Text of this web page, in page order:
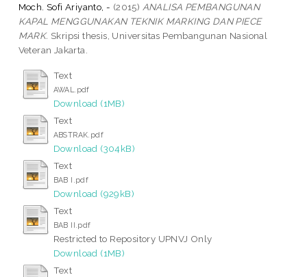
Moch. Sofi Ariyanto, - (2015) ANALISA PEMBANGUNAN
KAPAL MENGGUNAKAN TEKNIK MARKING DAN PIECE
MARK. Skripsi thesis, Universitas Pembangunan Nasional
Veteran Jakarta.
Text
AWAL.pdf
Download (1MB)
Text
ABSTRAK.pdf
Download (304kB)
Text
BAB I.pdf
Download (929kB)
Text
BAB II.pdf
Restricted to Repository UPNVJ Only
Download (1MB)
Text